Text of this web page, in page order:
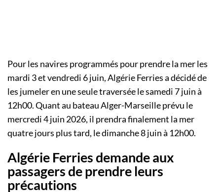
Pour les navires programmés pour prendre la mer les
mardi 3 et vendredi 6 juin, Algérie Ferries a décidé de
les jumeler en une seule traversée le samedi 7 juin à
12h00. Quant au bateau Alger-Marseille prévu le
mercredi 4 juin 2026, il prendra finalement la mer
quatre jours plus tard, le dimanche 8 juin à 12h00.
Algérie Ferries demande aux
passagers de prendre leurs
précautions